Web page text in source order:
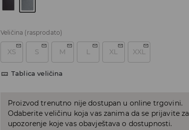
Veličina (rasprodato)
XS S M L XL XXL
Tablica veličina
Proizvod trenutno nije dostupan u online trgovini.
Odaberite veličinu koja vas zanima da se prijavite za
upozorenje koje vas obavještava o dostupnosti.